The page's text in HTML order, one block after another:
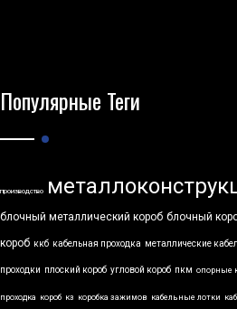
Популярные Теги
производство
блочный металлический короб блочный
короб ккб кабельная проходка металлические
проходки плоский короб угловой короб пкм опорные
проходка короб кз коробка зажимов кабельные лотки